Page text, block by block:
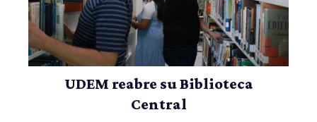
UDEM reabre su Biblioteca
Central